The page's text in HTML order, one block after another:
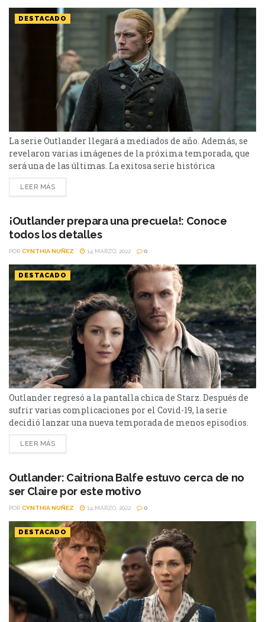
DESTACADO
La serie Outlander llegará a mediados de año. Además, se
revelaron varias imágenes de la próxima temporada, que
será una de las últimas. La exitosa serie histórica
protagonizada por Sam Heughan y Caitriona Balfe,
Outlander, confirmó su fecha de lanzamiento. Starz
de la producción se estrenará el 16 de junio. A diferencia...
LEER MÁS
¡Outlander prepara una precuela!: Conoce
todos los detalles
POR CYNTHIA NUÑEZ 14 MARZO, 2022 0
DESTACADO
Outlander regresó a la pantalla chica de Starz. Después de
sufrir varias complicaciones por el Covid-19, la serie
decidió lanzar una nueva temporada de menos episodios.
Los fanáticos de Latinoamérica ya pueden encontrar
disponible los primeros episodios en Star Plus. Mientras
semanas, la producción se trae entre manos un nuevo
proyecto. ...
LEER MÁS
Outlander: Caitriona Balfe estuvo cerca de no
ser Claire por este motivo
POR CYNTHIA NUÑEZ 14 MARZO, 2022 0
DESTACADO